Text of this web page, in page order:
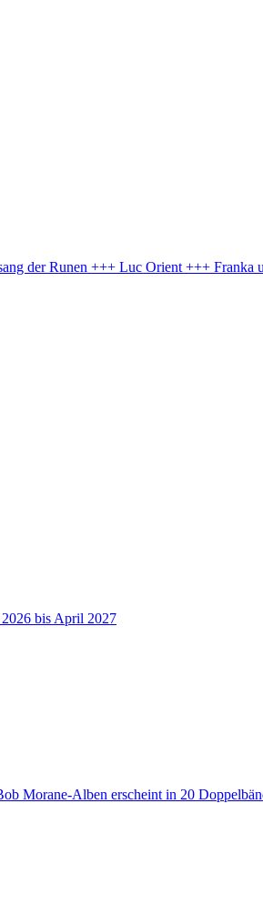
der Runen +++ Luc Orient +++ Franka
bis April 2027
Morane-Alben erscheint in 20